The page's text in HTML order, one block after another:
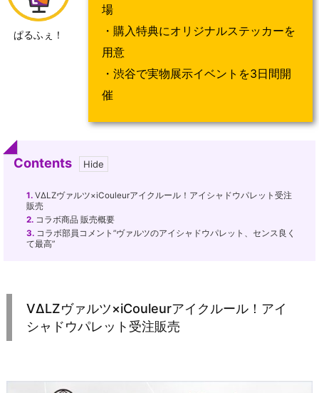
ぱるふぇ！
場
・購入特典にオリジナルステッカーを
用意
・渋谷で実物展示イベントを3日間開
催
Contents
1. VΔLZヴァルツ×iCouleurアイクルール！アイシャドウパレット受注
販売
2. コラボ商品 販売概要
3. コラボ部員コメント”ヴァルツのアイシャドウパレット、センス良く
て最高”
VΔLZヴァルツ×iCouleurアイクルール！アイ
シャドウパレット受注販売